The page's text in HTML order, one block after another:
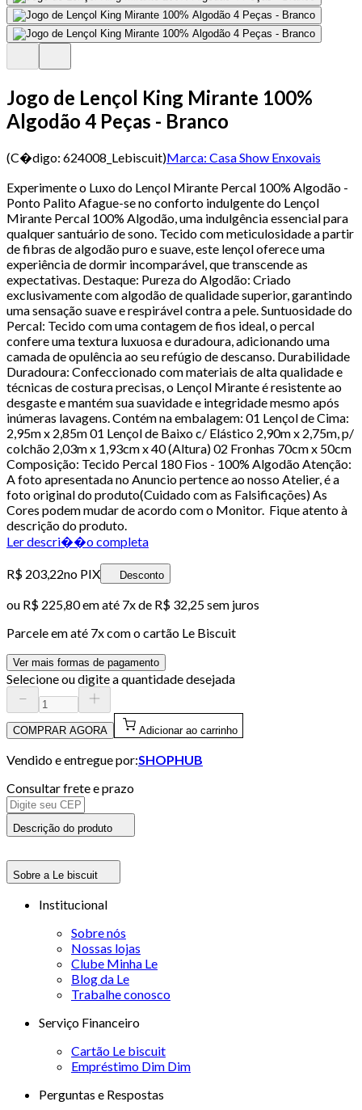
Jogo de Lençol King Mirante 100%
Algodão 4 Peças - Branco
(C�digo: 624008_Lebiscuit)Marca: Casa Show Enxovais
Experimente o Luxo do Lençol Mirante Percal 100% Algodão -
Ponto Palito Afague-se no conforto indulgente do Lençol
Mirante Percal 100% Algodão, uma indulgência essencial para
qualquer santuário de sono. Tecido com meticulosidade a partir
de fibras de algodão puro e suave, este lençol oferece uma
experiência de dormir incomparável, que transcende as
expectativas. Destaque: Pureza do Algodão: Criado
exclusivamente com algodão de qualidade superior, garantindo
uma sensação suave e respirável contra a pele. Suntuosidade do
Percal: Tecido com uma contagem de fios ideal, o percal
confere uma textura luxuosa e duradoura, adicionando uma
camada de opulência ao seu refúgio de descanso. Durabilidade
Duradoura: Confeccionado com materiais de alta qualidade e
técnicas de costura precisas, o Lençol Mirante é resistente ao
desgaste e mantém sua suavidade e integridade mesmo após
inúmeras lavagens. Contém na embalagem: 01 Lençol de Cima:
2,95m x 2,85m 01 Lençol de Baixo c/ Elástico 2,90m x 2,75m, p/
colchão 2,03m x 1,93cm x 40 (Altura) 02 Fronhas 70cm x 50cm
Composição: Tecido Percal 180 Fios - 100% Algodão Atenção:
A foto apresentada no Anuncio pertence ao nosso Atelier, é a
foto original do produto(Cuidado com as Falsificações) As
Cores podem mudar de acordo com o Monitor. Fique atento à
descrição do produto.
Ler descri��o completa
R$ 203,22no PIX Desconto
ou R$ 225,80em até 7x de R$ 32,25 sem juros
Parcele em até 7x com o cartão Le Biscuit
Ver mais formas de pagamento
Selecione ou digite a quantidade desejada
COMPRAR AGORA Adicionar ao carrinho
Vendido e entregue por:SHOPHUB
Consultar frete e prazo
Descrição do produto
Sobre a Le biscuit
Institucional
Sobre nós
Nossas lojas
Clube Minha Le
Blog da Le
Trabalhe conosco
Serviço Financeiro
Cartão Le biscuit
Empréstimo Dim Dim
Perguntas e Respostas